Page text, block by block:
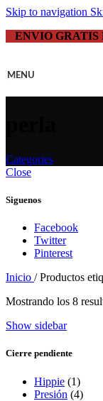
Skip to navigation
ENVIO GRATIS
MENU
Categories
Close
Siguenos
Facebook
Twitter
Pinterest
Inicio / Productos
Mostrando los 8
Show sidebar
Cierre pendiente
Hippie (1)
Presión (4)